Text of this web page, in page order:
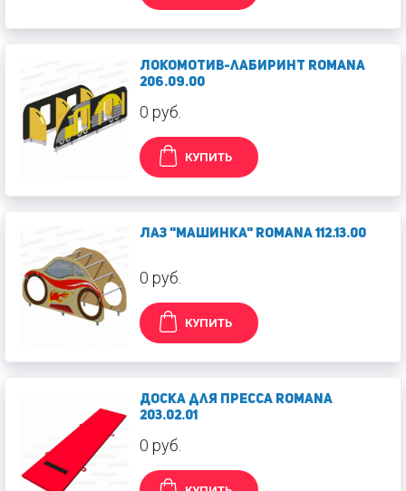
Локомотив-лабиринт Romana
206.09.00
0 руб.
КУПИТЬ
Лаз "Машинка" Romana 112.13.00
0 руб.
КУПИТЬ
Доска для пресса Romana
203.02.01
0 руб.